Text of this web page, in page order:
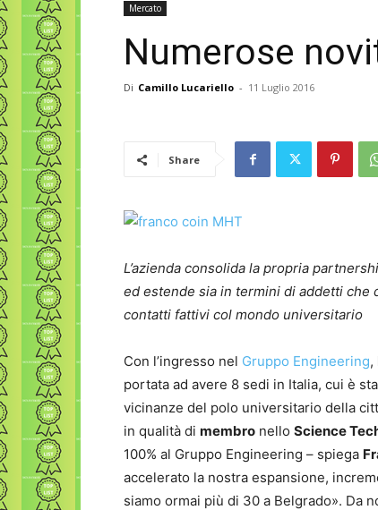
Mercato
Numerose
Di Camillo Lucariello - 11 Luglio 2016
Share
L’azienda consolida la propria
ed estende sia in termini di addetti che
contatti fattivi col mondo universitario
Con l’ingresso nel Gruppo Engineering,
portata ad avere 8 sedi in Italia, cui è
vicinanze del polo universitario della
in qualità di membro nello Science
100% al Gruppo Engineering – spiega
accelerato la nostra espansione,
siamo ormai più di 30 a Belgrado». Da